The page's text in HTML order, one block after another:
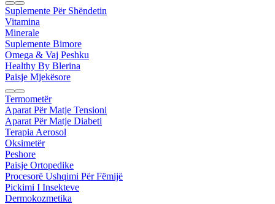
Suplemente Për Shëndetin
Vitamina
Minerale
Suplemente Bimore
Omega & Vaj Peshku
Healthy By Blerina
Paisje Mjekësore
Termometër
Aparat Për Matje Tensioni
Aparat Për Matje Diabeti
Terapia Aerosol
Oksimetër
Peshore
Paisje Ortopedike
Procesorë Ushqimi Për Fëmijë
Pickimi I Insekteve
Dermokozmetika